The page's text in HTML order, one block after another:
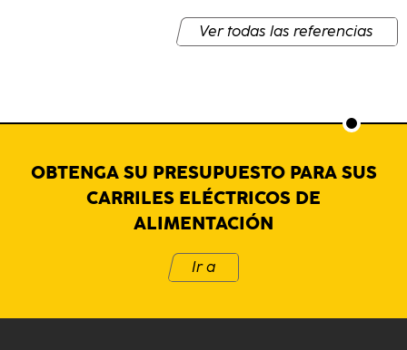
Ver todas las referencias
OBTENGA SU PRESUPUESTO PARA SUS
CARRILES ELÉCTRICOS DE
ALIMENTACIÓN
Ir a